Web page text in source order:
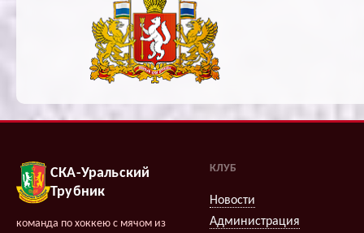
СКА-Уральский
Трубник
команда по хоккею с мячом из
КЛУБ
Новости
Администрация